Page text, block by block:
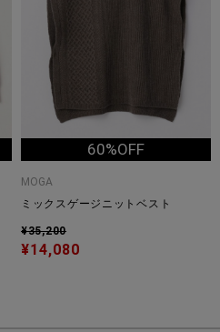
60%OFF
MOGA
ミックスゲージニットベスト
¥35,200
¥14,080